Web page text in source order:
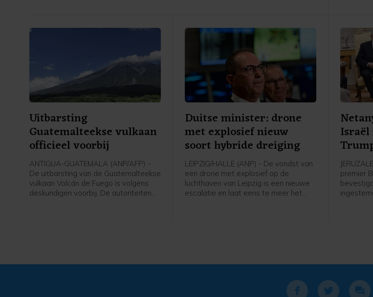
Uitbarsting
Guatemalteekse vulkaan
officieel voorbij
ANTIGUA-GUATEMALA (ANP/AFP) -
De uitbarsting van de Guatemalteekse
vulkaan Volcán de Fuego is volgens
deskundigen voorbij. De autoriteiten
Duitse minister: drone
met explosief nieuw
soort hybride dreiging
LEIPZIG/HALLE (ANP) - De vondst van
een drone met explosief op de
luchthaven van Leipzig is een nieuwe
escalatie en laat eens te meer het
premier